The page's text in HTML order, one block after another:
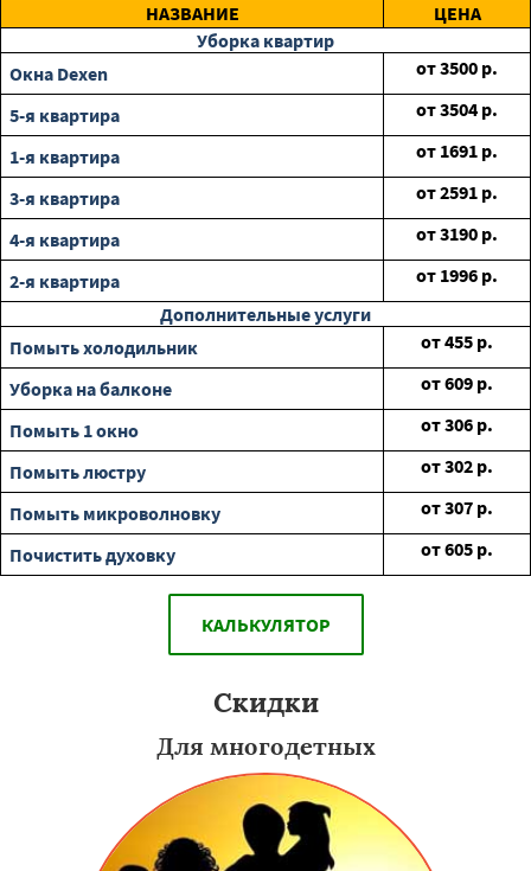
НАЗВАНИЕ
ЦЕНА
Уборка квартир
Окна Dexen
от3500 р.
5-я квартира
от3504 р.
1-я квартира
от 1691 р.
3-я квартира
от2591 р.
4-я квартира
от3190 р.
2-я квартира
от 1996 р.
Дополнительные услуги
Помыть холодильник
от455 р.
Уборка на балконе
от609 р.
Помыть 1 окно
от306 р.
Помыть люстру
от302 р.
Помыть микроволновку
от307 р.
Почистить духовку
от605 р.
КАЛЬКУЛЯТОР
Скидки
Для многодетных